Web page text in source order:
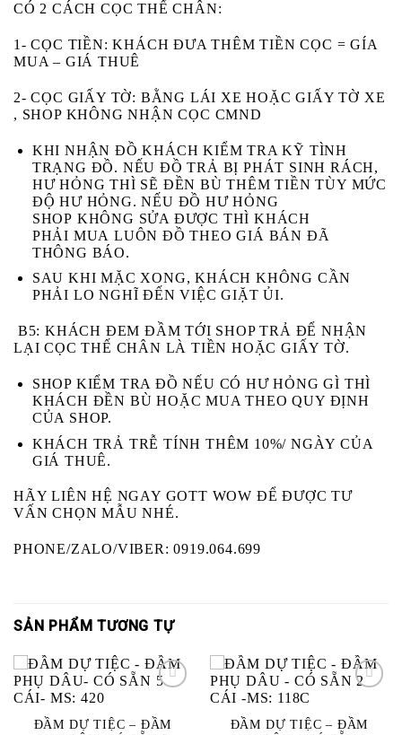
CÓ 2 CÁCH CỌC THẾ CHÂN:
1- CỌC TIỀN: KHÁCH ĐƯA THÊM TIỀN CỌC = GÍA
MUA – GIÁ THUÊ
2- CỌC GIẤY TỜ: BẰNG LÁI XE HOẶC GIẤY TỜ XE
, SHOP KHÔNG NHẬN CỌC CMND
KHI NHẬN ĐỒ KHÁCHKIỂM TRA KỸ TÌNH
TRẠNG ĐỒ. NẾU ĐỒ TRẢ BỊ PHÁT SINH RÁCH,
HƯ HỎNG THÌ SẼ ĐỀN BÙ THÊM TIỀN TÙY MỨC
ĐỘ HƯ HỎNG. NẾU ĐỒ HƯ HỎNG
SHOP KHÔNG SỬA ĐƯỢC THÌ KHÁCH
PHẢI MUA LUÔN ĐỒ THEO GIÁ BÁN ĐÃ
THÔNG BÁO.
SAU KHI MẶC XONG, KHÁCH KHÔNG CẦN
PHẢI LO NGHĨ ĐẾN VIỆC GIẶT ỦI.
B5: KHÁCH ĐEM ĐẦM TỚI SHOP TRẢ ĐỂ NHẬN
LẠI CỌC THẾ CHÂN LÀ TIỀN HOẶC GIẤY TỜ.
SHOP KIỂM TRA ĐỒ NẾU CÓ HƯ HỎNG GÌ THÌ
KHÁCH ĐỀN BÙ HOẶC MUA THEO QUY ĐỊNH
CỦA SHOP.
KHÁCH TRẢ TRỄ TÍNH THÊM 10%/ NGÀY CỦA
GIÁ THUÊ.
HÃY LIÊN HỆ NGAY GOTT WOW ĐỂ ĐƯỢC TƯ
VẤN CHỌN MẪU NHÉ.
PHONE/ZALO/VIBER: 0919.064.699
SẢN PHẨM TƯƠNG TỰ
ADD
TO
ĐẦM DỰ TIỆC – ĐẦM
ADD
TO
ĐẦM DỰ TIỆC – ĐẦM